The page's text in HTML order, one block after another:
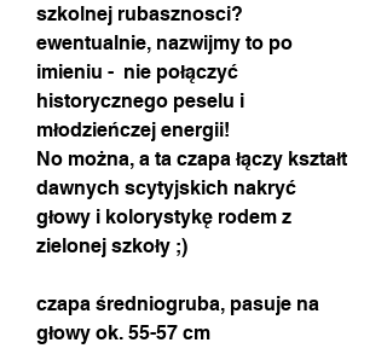
szkolnej rubasznosci?
ewentualnie, nazwijmy to po
imieniu - nie połączyć
historycznego peselu i
młodzieńczej energii!
No można, a ta czapa łączy kształt
dawnych scytyjskich nakryć
głowy i kolorystykę rodem z
zielonej szkoły ;)
czapa średniogruba, pasuje na
głowy ok. 55-57 cm